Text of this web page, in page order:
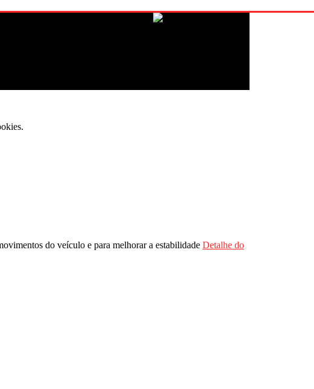
do veículo e para melhorar a estabilidade Detalhe do